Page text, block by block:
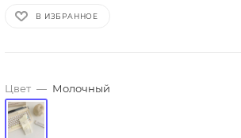
В ИЗБРАННОЕ
Цвет — Молочный